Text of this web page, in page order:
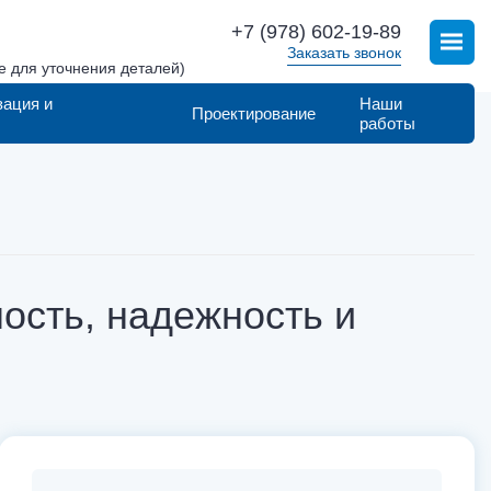
для уточнения деталей)
+7 (978) 602-19-89
Заказать звонок
и
Проектирование
Наши
работы
надежность и